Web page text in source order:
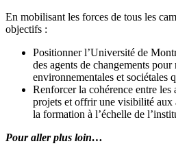
En mobilisant les forces de tous les
objectifs :
Positionner l’Université de
des agents de changements
environnementales et sociétales
Renforcer la cohérence entre les
projets et offrir une visibilité aux
la formation à l’échelle de
Pour aller plus loin…